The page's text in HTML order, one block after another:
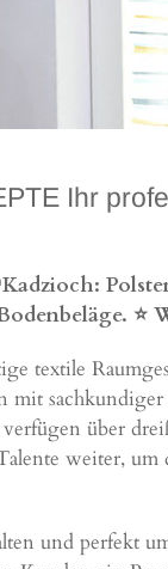
Ihr
⭐
textile
über
weiter,
und perfekt